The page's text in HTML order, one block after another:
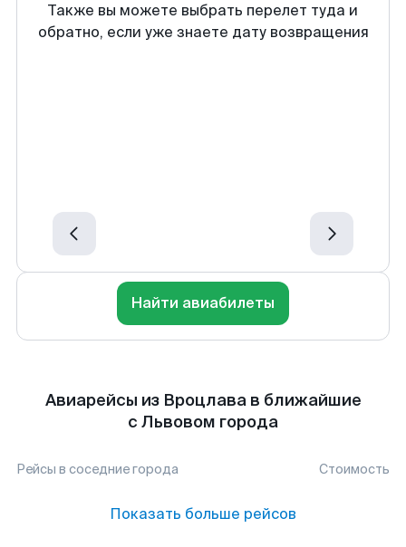
Также вы можете выбрать перелет туда и
обратно, если уже знаете дату возвращения
Найти авиабилеты
Авиарейсы из Вроцлава в ближайшие
с Львовом города
Рейсы в соседние города Стоимость
Показать больше рейсов